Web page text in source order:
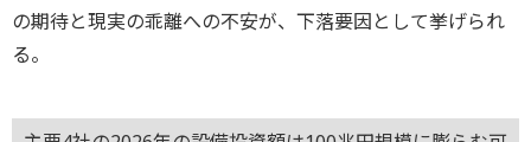
の期待と現実の乖離への不安が、下落要因として挙げられ
る。